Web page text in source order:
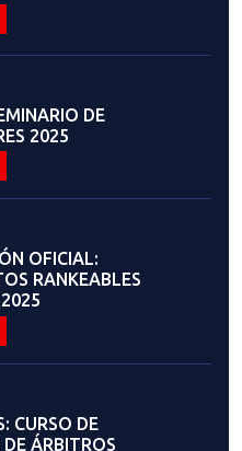
DE
2025
OFICIAL:
RANKEABLES
CURSO DE
ÁRBITROS